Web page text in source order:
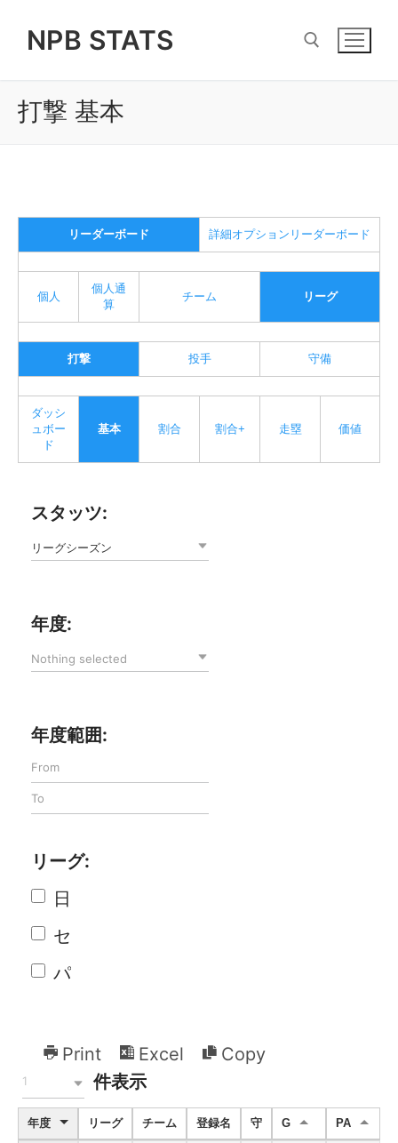
NPB STATS
打撃 基本
リーダーボード 詳細オプションリーダーボード
個人
個人通
算
チーム リーグ
打撃 投手 守備
ダッシ
ュボー
ド
基本 割合 割合+ 走塁 価値
スタッツ:
リーグシーズン
年度:
Nothing selected
年度範囲:
リーグ:
日
セ
パ
Print Excel Copy
1 件表示
年度 リーグ チーム 登録名 守 G PA